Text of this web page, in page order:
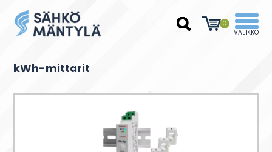
0
kWh-mittarit